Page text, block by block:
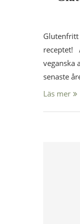
receptet!
veganska
senaste
Läs mer